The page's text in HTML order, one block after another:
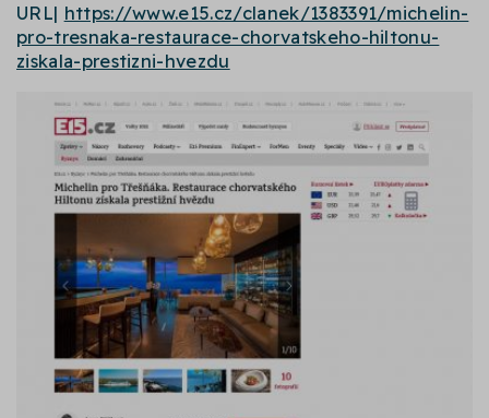
URL| https://www.e15.cz/clanek/1383391/michelin-
pro-tresnaka-restaurace-chorvatskeho-hiltonu-
ziskala-prestizni-hvezdu